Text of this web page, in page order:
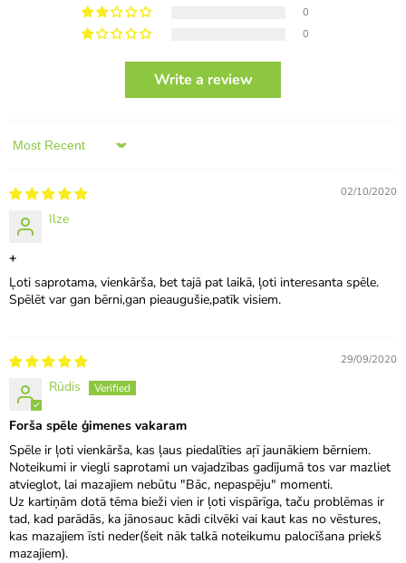
0
0
Write a review
Sort by
02/10/2020
Ilze
+
Ļoti saprotama, vienkārša, bet tajā pat laikā, ļoti interesanta spēle.
Spēlēt var gan bērni,gan pieaugušie,patīk visiem.
29/09/2020
Rūdis
Forša spēle ģimenes vakaram
Spēle ir ļoti vienkārša, kas ļaus piedalīties aŗī jaunākiem bērniem.
Noteikumi ir viegli saprotami un vajadzības gadījumā tos var mazliet
atvieglot, lai mazajiem nebūtu "Bāc, nepaspēju" momenti.
Uz kartiņām dotā tēma bieži vien ir ļoti vispārīga, taču problēmas ir
tad, kad parādās, ka jānosauc kādi cilvēki vai kaut kas no vēstures,
kas mazajiem īsti neder(šeit nāk talkā noteikumu palocīšana priekš
mazajiem).